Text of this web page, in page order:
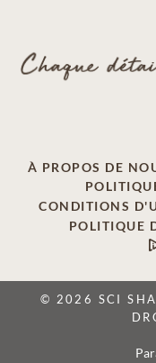
À PROPOS DE
CONDITIONS
POLITIQUE
© 2026 SCI